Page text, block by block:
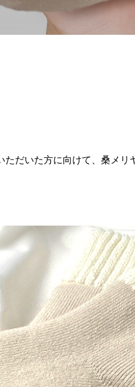
ただいた方に向けて、桑メ